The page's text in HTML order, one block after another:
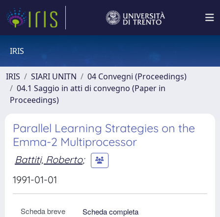
IRIS
IRIS SIARI UNITN
04 Convegni (Proceedings)
04.1 Saggio in atti di convegno (Paper in
Proceedings)
Parallel Learning Strategies on the
Emma-2 Multiprocessor
Battiti, Roberto;
1991-01-01
Scheda breve
Scheda completa